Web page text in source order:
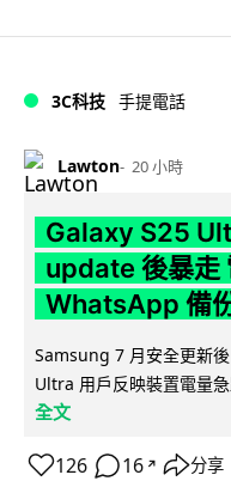
3C科技 手提電話
Lawton 20 小時
Galaxy S25
update 後暴走
WhatsApp 備
Samsung 7 月安全更新
Ultra 用戶反映裝置電量
全文
126 16 ↗ 分享